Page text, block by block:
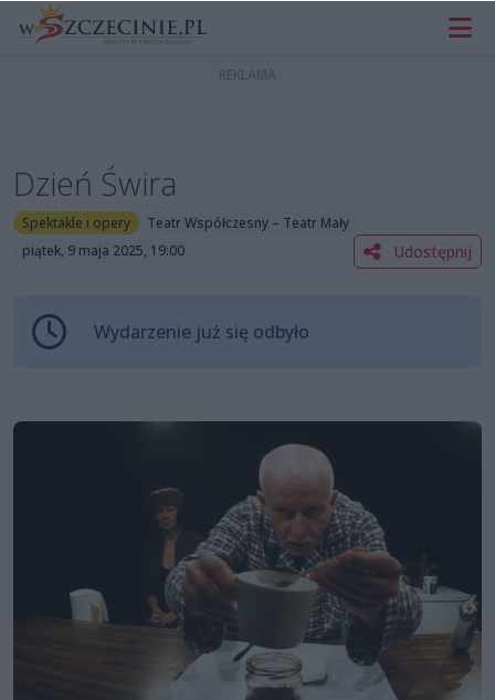
Dzień Świra
Spektakle i opery
Teatr Współczesny – Teatr Mały
piątek, 9 maja 2025, 19:00
Udostępnij
Wydarzenie już się odbyło